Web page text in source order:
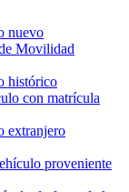
nuevo
Movilidad
histórico
con matrícula
extranjero
proveniente